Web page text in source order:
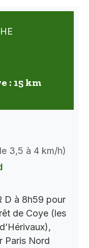
: 15 km
3,5 à 4 km/h)
D à 8h59 pour
de Coye (les
Paris Nord